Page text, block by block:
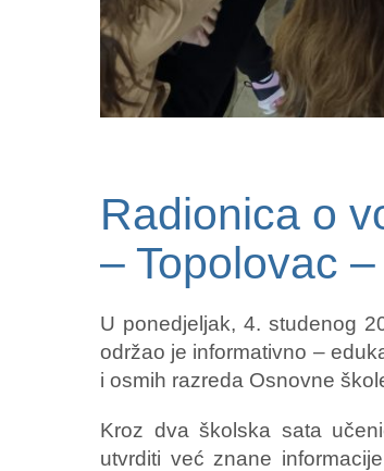
Radionica o
– Topolovac
U ponedjeljak, 4. studenog
održao je informativno –
i osmih razreda Osnovne
Kroz dva školska sata
utvrditi već znane